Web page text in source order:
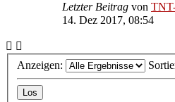
Letzter Beitrag von
14. Dez 2017, 08:54
Anzeigen: